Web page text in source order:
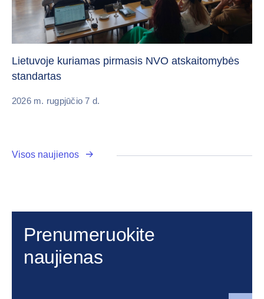
Lietuvoje kuriamas pirmasis NVO atskaitomybės
standartas
2026 m. rugpjūčio 7 d.
Visos naujienos
Prenumeruokite
naujienas